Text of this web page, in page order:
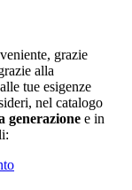
grazie
alla
tue esigenze
nel catalogo
generazione e in